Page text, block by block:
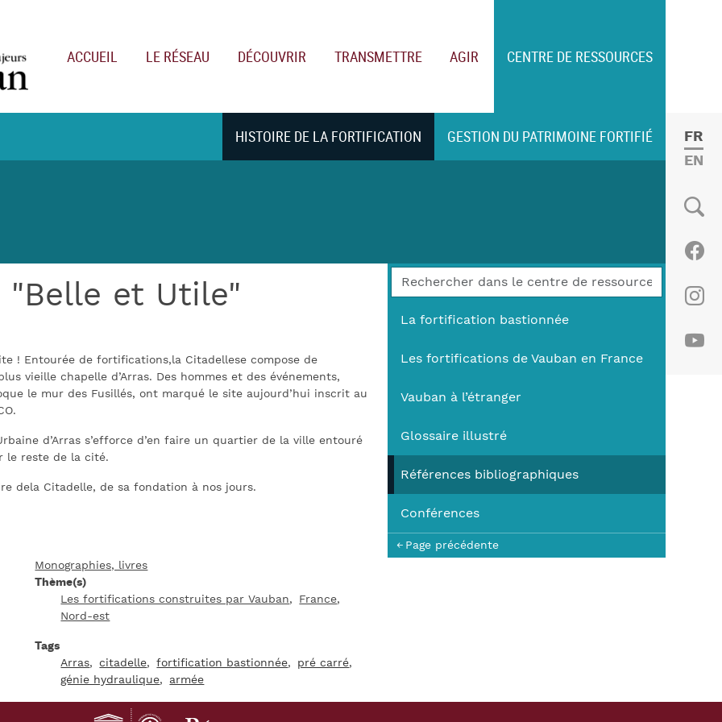
ACCUEIL LE RÉSEAU DÉCOUVRIR TRANSMETTRE AGIR CENTRE DE RESSOURCES
Social
HISTOIRE DE LA FORTIFICATION GESTION DU PATRIMOINE FORTIFIÉ
La fortification bastionnée
Les fortifications de Vauban en France
Vauban à l’étranger
Glossaire illustré
Références bibliographiques
Conférences
Page précédente
"Belle et Utile"
! Entourée de fortifications,la Citadellese compose de
vieille chapelle d’Arras. Des hommes et des événements,
le mur des Fusillés, ont marqué le site aujourd’hui inscrit au
d’Arras s’efforce d’en faire un quartier de la ville entouré
le reste de la cité.
dela Citadelle, de sa fondation à nos jours.
Monographies, livres
Thème(s)
Les fortifications construites par Vauban
France
Nord-est
Tags
Arras
citadelle fortification bastionnée
pré carré
génie hydraulique
armée